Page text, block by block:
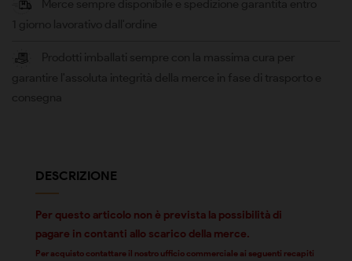
DESCRIZIONE
Per questo articolo non è prevista la possibilità di
pagare in contanti allo scarico della merce.
Per acquisto contattare il nostro ufficio commerciale ai seguenti recapiti